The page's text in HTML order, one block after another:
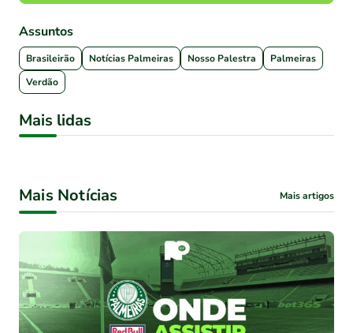
Assuntos
Brasileirão Notícias Palmeiras Nosso Palestra
Palmeiras
Verdão
Mais lidas
Mais Notícias Mais artigos